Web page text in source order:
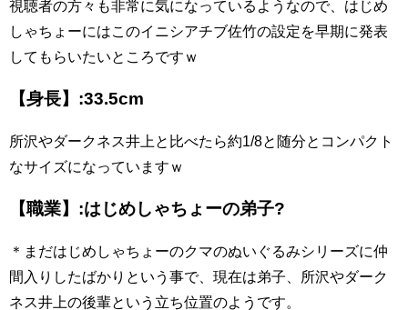
視聴者の方々も非常に気になっているようなので、はじめ
しゃちょーにはこのイニシアチブ佐竹の設定を早期に発表
してもらいたいところですｗ
【身長】:33.5cm
所沢やダークネス井上と比べたら約1/8と随分とコンパクト
なサイズになっていますｗ
【職業】:はじめしゃちょーの弟子?
＊まだはじめしゃちょーのクマのぬいぐるみシリーズに仲
間入りしたばかりという事で、現在は弟子、所沢やダーク
ネス井上の後輩という立ち位置のようです。